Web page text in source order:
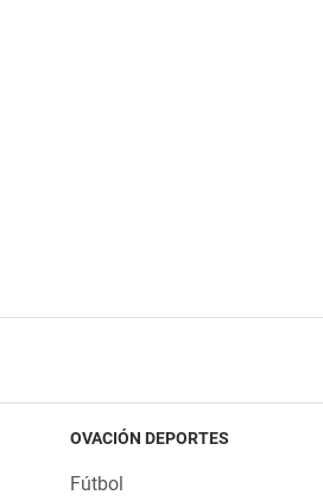
OVACIÓN DEPORTES
Fútbol